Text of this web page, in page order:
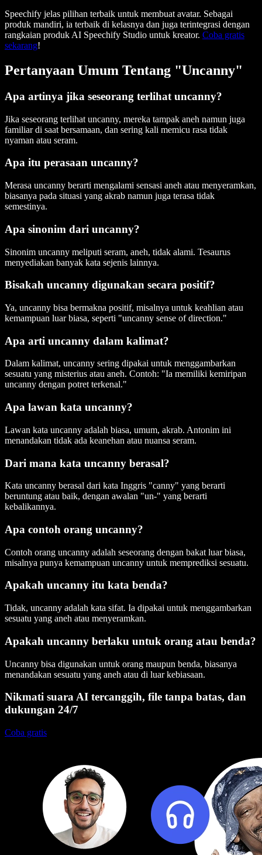
Speechify jelas pilihan terbaik untuk membuat avatar. Sebagai
produk mandiri, ia terbaik di kelasnya dan juga terintegrasi dengan
rangkaian produk AI Speechify Studio untuk kreator. Coba gratis
sekarang!
Pertanyaan Umum Tentang "Uncanny"
Apa artinya jika seseorang terlihat uncanny?
Jika seseorang terlihat uncanny, mereka tampak aneh namun juga
familiar di saat bersamaan, dan sering kali memicu rasa tidak
nyaman atau seram.
Apa itu perasaan uncanny?
Merasa uncanny berarti mengalami sensasi aneh atau menyeramkan,
biasanya pada situasi yang akrab namun juga terasa tidak
semestinya.
Apa sinonim dari uncanny?
Sinonim uncanny meliputi seram, aneh, tidak alami. Tesaurus
menyediakan banyak kata sejenis lainnya.
Bisakah uncanny digunakan secara positif?
Ya, uncanny bisa bermakna positif, misalnya untuk keahlian atau
kemampuan luar biasa, seperti "uncanny sense of direction."
Apa arti uncanny dalam kalimat?
Dalam kalimat, uncanny sering dipakai untuk menggambarkan
sesuatu yang misterius atau aneh. Contoh: "Ia memiliki kemiripan
uncanny dengan potret terkenal."
Apa lawan kata uncanny?
Lawan kata uncanny adalah biasa, umum, akrab. Antonim ini
menandakan tidak ada keanehan atau nuansa seram.
Dari mana kata uncanny berasal?
Kata uncanny berasal dari kata Inggris "canny" yang berarti
beruntung atau baik, dengan awalan "un-" yang berarti
kebalikannya.
Apa contoh orang uncanny?
Contoh orang uncanny adalah seseorang dengan bakat luar biasa,
misalnya punya kemampuan uncanny untuk memprediksi sesuatu.
Apakah uncanny itu kata benda?
Tidak, uncanny adalah kata sifat. Ia dipakai untuk menggambarkan
sesuatu yang aneh atau menyeramkan.
Apakah uncanny berlaku untuk orang atau benda?
Uncanny bisa digunakan untuk orang maupun benda, biasanya
menandakan sesuatu yang aneh atau di luar kebiasaan.
Nikmati suara AI tercanggih, file tanpa batas, dan
dukungan 24/7
Coba gratis